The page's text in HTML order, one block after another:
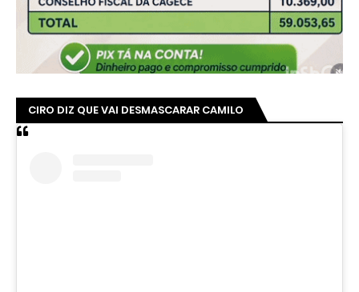
CIRO DIZ QUE VAI DESMASCARAR CAMILO